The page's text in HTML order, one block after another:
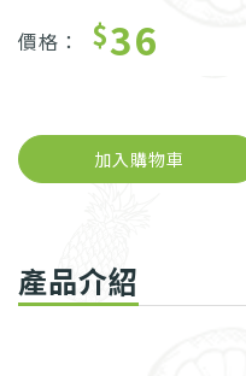
價格： $36
加入購物車
產品介紹